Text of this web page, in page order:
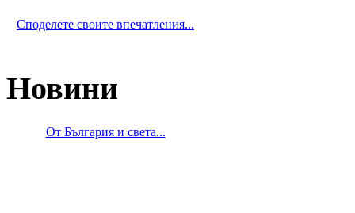
Споделете своите впечатления...
Новини
От България и света...